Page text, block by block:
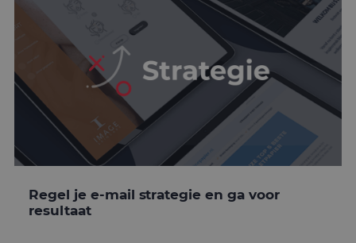
Regel je e-mail strategie en ga voor
resultaat